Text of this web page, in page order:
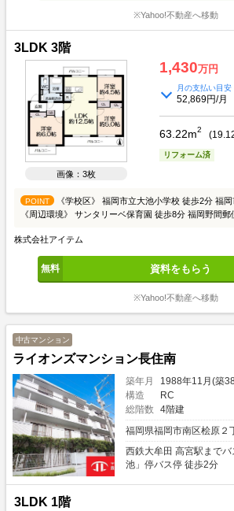
※Yahoo!不動産へ移動
3LDK 3階
画像：3枚
1,430万円
月の支払い目安
52,869円/月
63.22m2 (
リフォーム済
POINT
《学校区》 福岡市立大池小学校 徒歩2分 福
《周辺環境》 サンタリーベ保育園 徒歩8分 福岡野間郵
店 徒歩6分 セブンイレブン福岡野間4丁目店 徒歩7分
6分 パセオ野間大池 徒歩14分 31アイスクリーム野間
株式会社アイテム
資料をもらう
※Yahoo!不動産へ移動
中古マンション
ライオンズマンション長住南
築年月
1988年11月(築
構造
RC
総階数
4階建
福岡県福岡市南区桧原２
西鉄大牟田 高宮駅まで
池」停バス停 徒歩2分
3LDK 1階